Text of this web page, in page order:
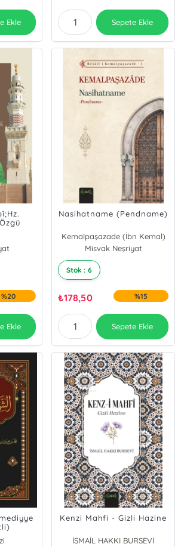
Ekle Sepete Ekle
%20
Ekle
Nasihatname (Pendname)
Kemalpaşazade (İbn Kemal)
Misvak Neşriyat
Stok : 6
₺178,50 %15
Sepete Ekle
Kenzi Mahfi - Gizli Hazine
İSMAİL HAKKI BURSEVİ